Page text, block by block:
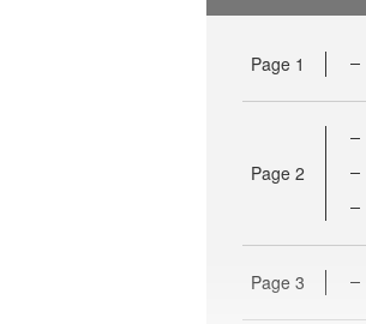
Page 1
Page 2
Page 3